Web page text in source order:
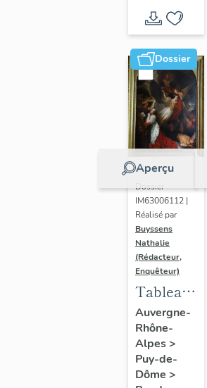
Dossier
Aperçu
Dossier
IM63006112 |
Réalisé par
Buyssens
Nathalie
(Rédacteur,
Enquêteur)
Tableau
d'Eugène
Romain
Van
Maldeghem
Auvergne-
Rhône-
Alpes>
Puy-de-
Dôme >